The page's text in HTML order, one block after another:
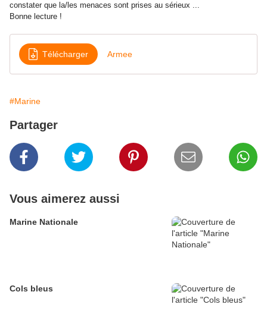
constater que la/les menaces sont prises au sérieux ...
Bonne lecture !
Télécharger Armee
#Marine
Partager
Vous aimerez aussi
Marine Nationale
Cols bleus